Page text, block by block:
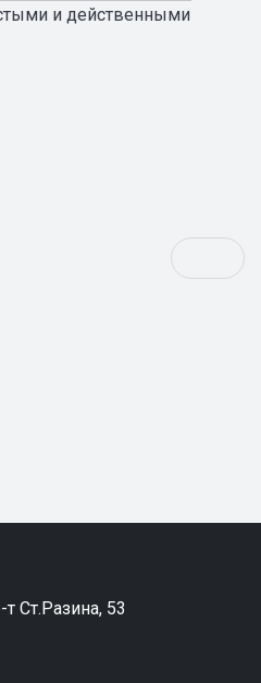
и действенными
т Ст.Разина, 53